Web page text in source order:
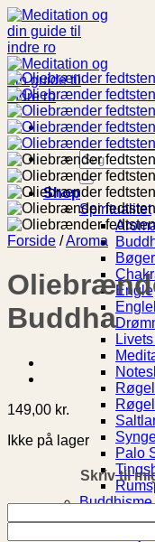
Fortsæt
til
indhold
Søg
efter:
Shop
Spiritualitet
Bøger
Engle
Palo
Buddhisme
Forside /Aroma
Buddha
149,00 kr.
Ikke på lager
Skriv til